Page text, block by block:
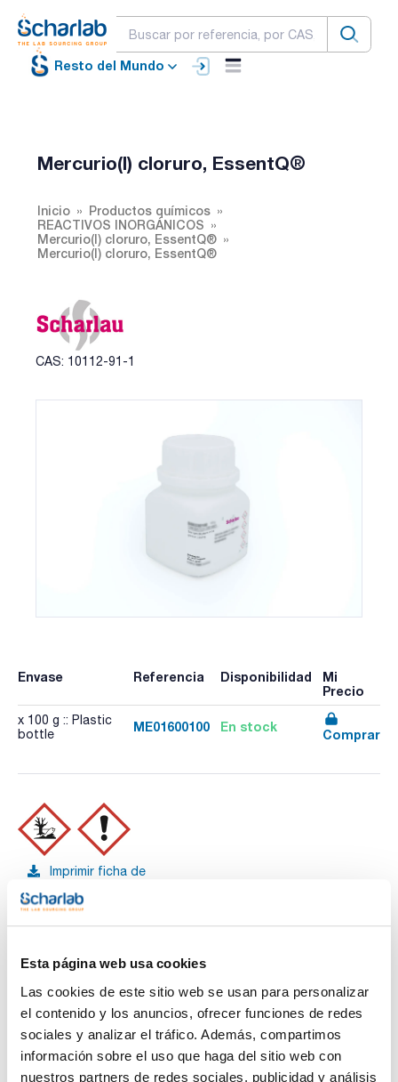
Esta página web usa cookies
Las cookies de este sitio web se usan para personalizar
el contenido y los anuncios, ofrecer funciones de redes
sociales y analizar el tráfico. Además, compartimos
información sobre el uso que haga del sitio web con
nuestros partners de redes sociales, publicidad y análisis
Resto del Mundo
Mercurio(I) cloruro, EssentQ®
Inicio
Productos químicos
REACTIVOS INORGÁNICOS
Mercurio(I) cloruro, EssentQ®
Mercurio(I) cloruro, EssentQ®
CAS: 10112-91-1
Envase Referencia Disponibilidad
Mi
Precio
x 100 g :: Plastic
bottle
ME01600100 En stock
Comprar
Imprimir ficha de
Características
Capacidad : x 100 g
- Hg2Cl2
- M = 472,09 g/mol
- EINECS-No.: 233-307-5
- Solub. en agua: (20 ºC): 0,0023 g/l
- LD 50 (oral, rat): 210 mg/kg
- EC-Index-No.: 080-003-00-1
Ver más
Documentación técnica